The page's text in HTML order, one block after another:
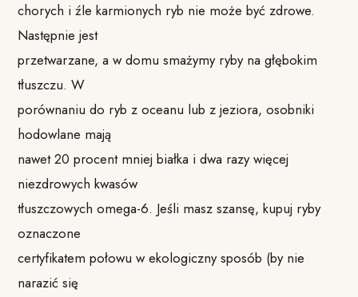
chorych i źle karmionych ryb nie może być zdrowe.
Następnie jest
przetwarzane, a w domu smażymy ryby na głębokim
tłuszczu. W
porównaniu do ryb z oceanu lub z jeziora, osobniki
hodowlane mają
nawet 20 procent mniej białka i dwa razy więcej
niezdrowych kwasów
tłuszczowych omega-6. Jeśli masz szansę, kupuj ryby
oznaczone
certyfikatem połowu w ekologiczny sposób (by nie
narazić się